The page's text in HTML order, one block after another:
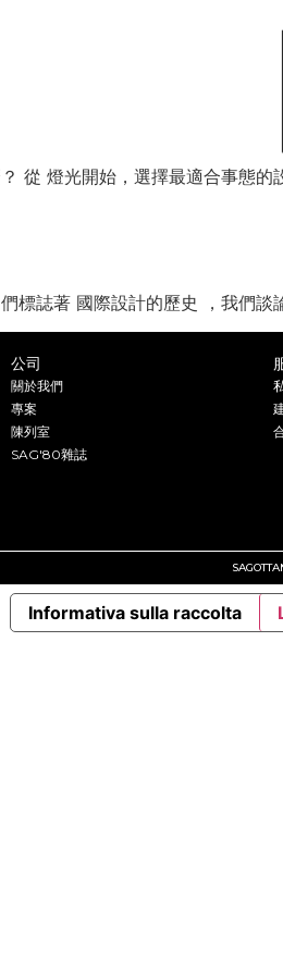
從 燈光開始，選擇最適合事態
標誌著 國際設計的歷史 ，我們
公司
關於我們
專案
陳列室
SAG'80雜誌
Informativa sulla raccolta